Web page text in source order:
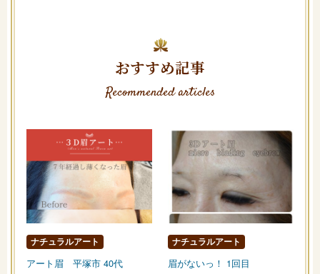
おすすめ記事
Recommended articles
ナチュラルアート
アート眉 平塚市 40代
ナチュラルアート
眉がないっ！ 1回目